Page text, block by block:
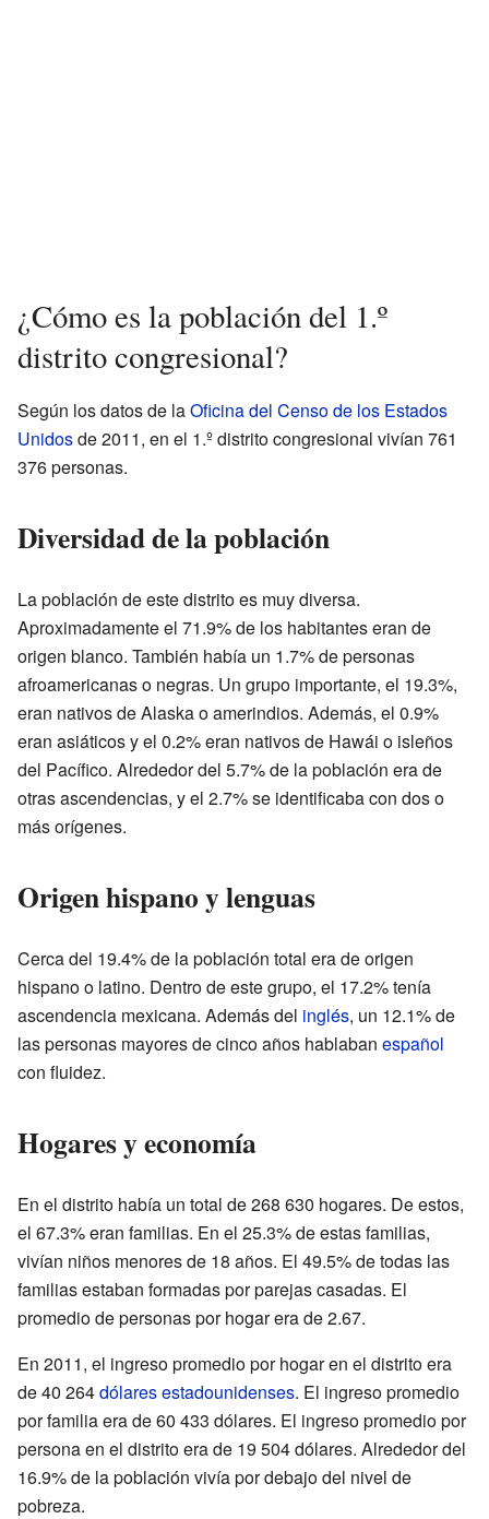
¿Cómo es la población del 1.º
distrito congresional?
Según los datos de laOficina del Censo de los Estados
Unidosde 2011, en el 1.º distrito congresional vivían 761
376 personas.
Diversidad de la población
La población de este distrito es muy diversa.
Aproximadamente el 71.9% de los habitantes eran de
origen blanco. También había un 1.7% de personas
afroamericanas o negras. Un grupo importante, el 19.3%,
eran nativos de Alaska o amerindios. Además, el 0.9%
eran asiáticos y el 0.2% eran nativos de Hawái o isleños
del Pacífico. Alrededor del 5.7% de la población era de
otras ascendencias, y el 2.7% se identificaba con dos o
más orígenes.
Origen hispano y lenguas
Cerca del 19.4% de la población total era de origen
hispano o latino. Dentro de este grupo, el 17.2% tenía
ascendencia mexicana. Además del inglés, un 12.1% de
las personas mayores de cinco años hablaban español
con fluidez.
Hogares y economía
En el distrito había un total de 268 630 hogares. De estos,
el 67.3% eran familias. En el 25.3% de estas familias,
vivían niños menores de 18 años. El 49.5% de todas las
familias estaban formadas por parejas casadas. El
promedio de personas por hogar era de 2.67.
En 2011, el ingreso promedio por hogar en el distrito era
de 40 264dólares estadounidenses. El ingreso promedio
por familia era de 60 433 dólares. El ingreso promedio por
persona en el distrito era de 19 504 dólares. Alrededor del
16.9% de la población vivía por debajo del nivel de
pobreza.